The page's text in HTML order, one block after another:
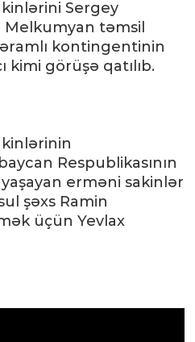
Sergey
təmsil
kontingentinin
kimi görüşə qatılıb.
Respublikasının
erməni sakinlər
şəxs Ramin
üçün Yevlax